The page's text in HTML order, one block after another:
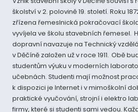
školství v 2. polovině 19. století. Roku
zřízena řemeslnická pokračovací
vyvíjela ve školu stavebních řemesel.
dopravní navazuje na Technický
v Děčíně založen už v roce 1911. Obě
studentům výuku v moderních
učebnách. Studenti mají možnost
k dispozici je Internet i v mimoškolní
praktické vyučování, strojní i elektro
firmy, které si studenti sami vedou.